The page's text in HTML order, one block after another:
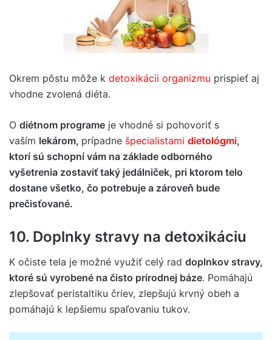
Okrem pôstu môže k detoxikácii organizmu prispieť aj
vhodne zvolená diéta.
O diétnom programe je vhodné si pohovoriť s
vaším lekárom, prípadne špecialistami dietológmi,
ktorí sú schopní vám na základe odborného
vyšetrenia zostaviť taký jedálniček, pri ktorom telo
dostane všetko, čo potrebuje a zároveň bude
prečisťované.
10. Doplnky stravy na detoxikáciu
K očiste tela je možné využiť celý rad doplnkov stravy,
ktoré sú vyrobené na čisto prírodnej báze. Pomáhajú
zlepšovať peristaltiku čriev, zlepšujú krvný obeh a
pomáhajú k lepšiemu spaľovaniu tukov.